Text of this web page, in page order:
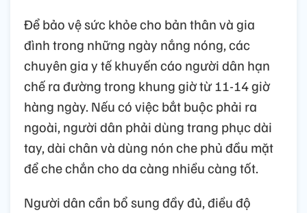
Để bảo vệ sức khỏe cho bản thân và gia
đình trong những ngày nắng nóng, các
chuyên gia y tế khuyến cáo người dân hạn
chế ra đường trong khung giờ từ 11-14 giờ
hàng ngày. Nếu có việc bắt buộc phải ra
ngoài, người dân phải dùng trang phục dài
tay, dài chân và dùng nón che phủ đầu mặt
để che chắn cho da càng nhiều càng tốt.
Người dân cần bổ sung đầy đủ, điều độ